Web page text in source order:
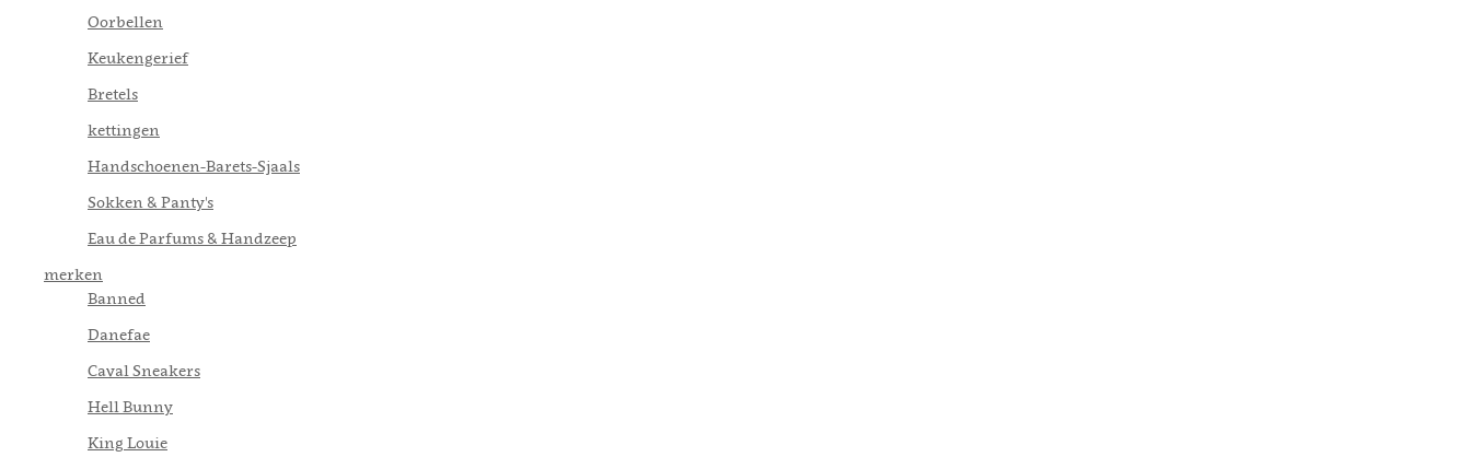
Oorbellen
Keukengerief
Bretels
kettingen
Handschoenen-Barets-Sjaals
Sokken & Panty's
Eau de Parfums & Handzeep
merken
Banned
Danefae
Caval Sneakers
Hell Bunny
King Louie